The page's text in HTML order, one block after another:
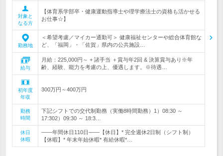
対象と
なる方
【体育系学部卒・健康運動指導士や理学療法士の資格も活かせる
お仕事☆】
勤務地
＜希望考慮／マイカー通勤可＞ 健康福祉センターや総合体育館な
ど、「福岡」・「佐賀」県内の公共施設…
給与
月給：225,000円～ + 諸手当 ＋賞与年2回 & 決算賞与あり※年
齢、経験、能力を考慮の上、優遇します。※待遇…
初年度
年収
300万円～400万円
勤務
時間
下記シフトでの交代制勤務（実働8時間勤務）1）08:30 ～
17:302）09:30 ～ 18:3…
休日
休暇
――年間休日110日――【休日】* 完全週休2日制（シフト制）
【休暇】* 年末年始休暇* 有給休暇*…